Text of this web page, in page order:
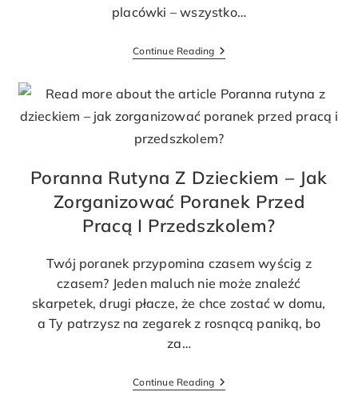
placówki – wszystko…
Continue Reading
Poranna Rutyna Z Dzieckiem – Jak
Zorganizować Poranek Przed
Pracą I Przedszkolem?
Twój poranek przypomina czasem wyścig z
czasem? Jeden maluch nie może znaleźć
skarpetek, drugi płacze, że chce zostać w domu,
a Ty patrzysz na zegarek z rosnącą paniką, bo
za…
Continue Reading